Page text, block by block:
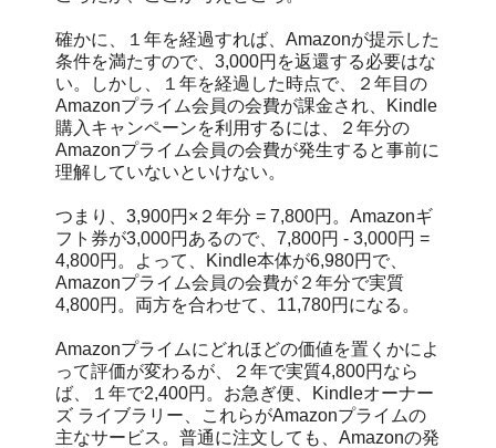
確かに、１年を経過すれば、Amazonが提示した
条件を満たすので、3,000円を返還する必要はな
い。しかし、１年を経過した時点で、２年目の
Amazonプライム会員の会費が課金され、Kindle
購入キャンペーンを利用するには、２年分の
Amazonプライム会員の会費が発生すると事前に
理解していないといけない。
つまり、3,900円×２年分 = 7,800円。Amazonギ
フト券が3,000円あるので、7,800円 - 3,000円 =
4,800円。よって、Kindle本体が6,980円で、
Amazonプライム会員の会費が２年分で実質
4,800円。両方を合わせて、11,780円になる。
Amazonプライムにどれほどの価値を置くかによ
って評価が変わるが、２年で実質4,800円なら
ば、１年で2,400円。お急ぎ便、Kindleオーナー
ズ ライブラリー、これらがAmazonプライムの
主なサービス。普通に注文しても、Amazonの発